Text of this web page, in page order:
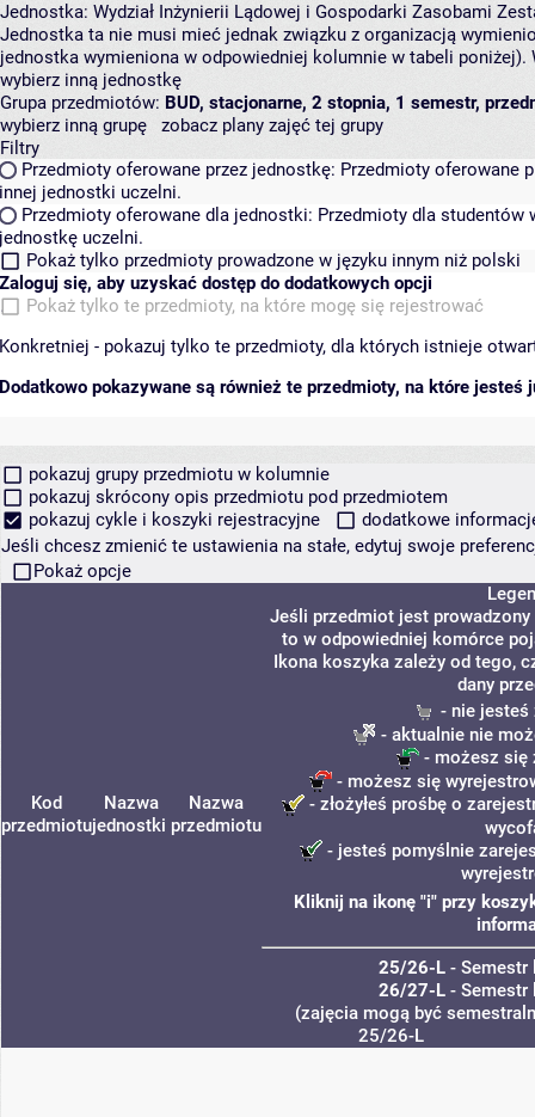
Jednostka: Wydział Inżynierii Lądowej i Gospodarki Zasobami
Jednostka ta nie musi mieć jednak związku z organizacją
jednostka wymieniona w odpowiedniej kolumnie w tabeli
wybierz inną jednostkę
Grupa przedmiotów: BUD, stacjonarne, 2 stopnia, 1 semestr,
wybierz inną grupę
zobacz plany zajęć tej grupy
Filtry
Przedmioty oferowane przez jednostkę: Przedmioty oferowane
innej jednostki uczelni.
Przedmioty oferowane dla jednostki: Przedmioty dla studentów
jednostkę uczelni.
Pokaż tylko przedmioty prowadzone w języku innym niż polski
Zaloguj się, aby uzyskać dostęp do dodatkowych opcji
Pokaż tylko te przedmioty, na które mogę się rejestrować
Konkretniej - pokazuj tylko te przedmioty, dla których istnieje
Dodatkowo pokazywane są również te przedmioty, na które jesteś
pokazuj grupy przedmiotu w kolumnie
pokazuj skrócony opis przedmiotu pod przedmiotem
pokazuj cykle i koszyki rejestracyjne
dodatkowe
Jeśli chcesz zmienić te ustawienia na stałe, edytuj swoje
Pokaż opcje
Kod
przedmiotu
Nazwa
jednostki
Nazwa
przedmiotu
Jeśli przedmiot jest prowadzony
to w odpowiedniej komórce
Ikona koszyka zależy od tego,
dany
- nie jesteś
- aktualnie nie
- możesz się
- możesz się
- złożyłeś prośbę o
- jesteś pomyślnie
Kliknij na ikonę "i" przy
25/26-L- Semestr
26/27-L- Semestr
(zajęcia mogą być
25/26-L